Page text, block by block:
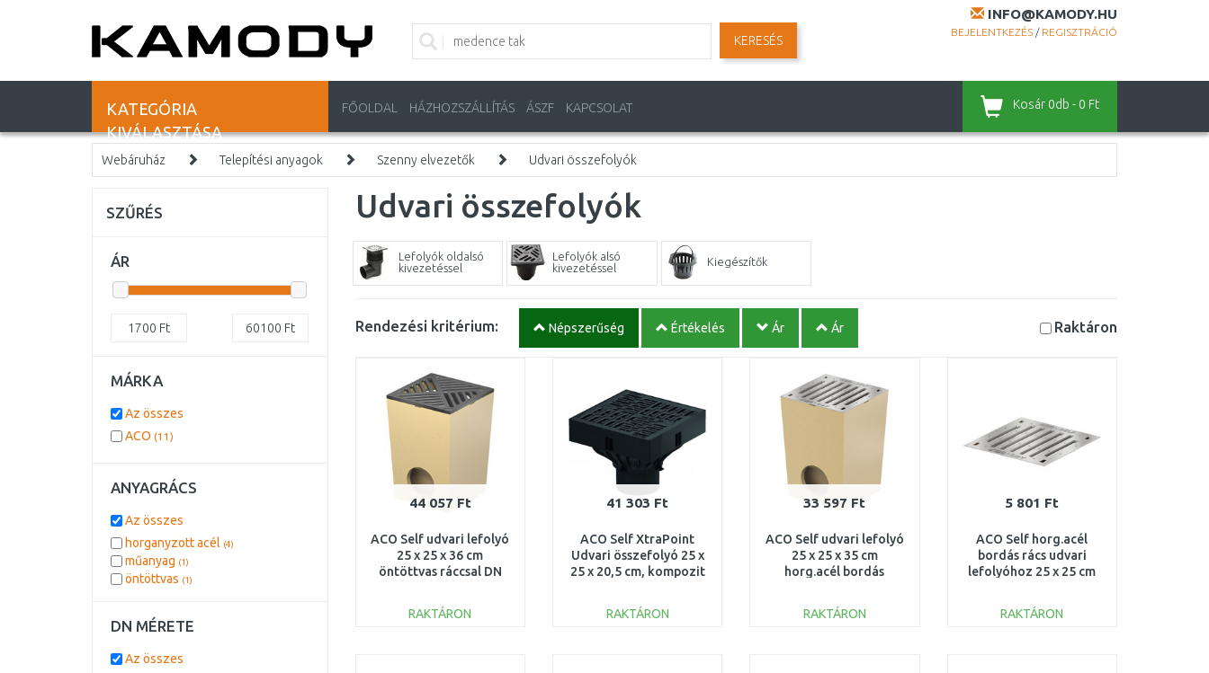
INFO@KAMODY.HU
BEJELENTKEZÉS / REGISZTRÁCIÓ
KERESÉS
KATEGÓRIA
KIVÁLASZTÁSA
FŐOLDAL HÁZHOZSZÁLLÍTÁS ÁSZF KAPCSOLAT Kosár 0db - 0 Ft
Webáruház Telepítési anyagok Szenny elvezetők Udvari összefolyók
Udvari összefolyók
Lefolyók oldalsó
kivezetéssel
Lefolyók alsó
kivezetéssel
Kiegészítők
Rendezési kritérium: Népszerűség Értékelés Ár Ár Raktáron
44 057 Ft
ACO Self udvari lefolyó
25 x 25 x 36 cm
öntöttvas ráccsal DN
RAKTÁRON
41 303 Ft
ACO Self XtraPoint
Udvari összefolyó 25 x
25 x 20,5 cm, kompozit
RAKTÁRON
33 597 Ft
ACO Self udvari lefolyó
25 x 25 x 35 cm
horg.acél bordás
RAKTÁRON
5 801 Ft
ACO Self horg.acél
bordás rács udvari
lefolyóhoz 25 x 25 cm
RAKTÁRON
SZŰRÉS
ÁR
1700 Ft 60100 Ft
MÁRKA
Az összes
ACO (11)
ANYAGRÁCS
Az összes
horganyzott acél (4)
műanyag (1)
öntöttvas (1)
DN MÉRETE
Az összes